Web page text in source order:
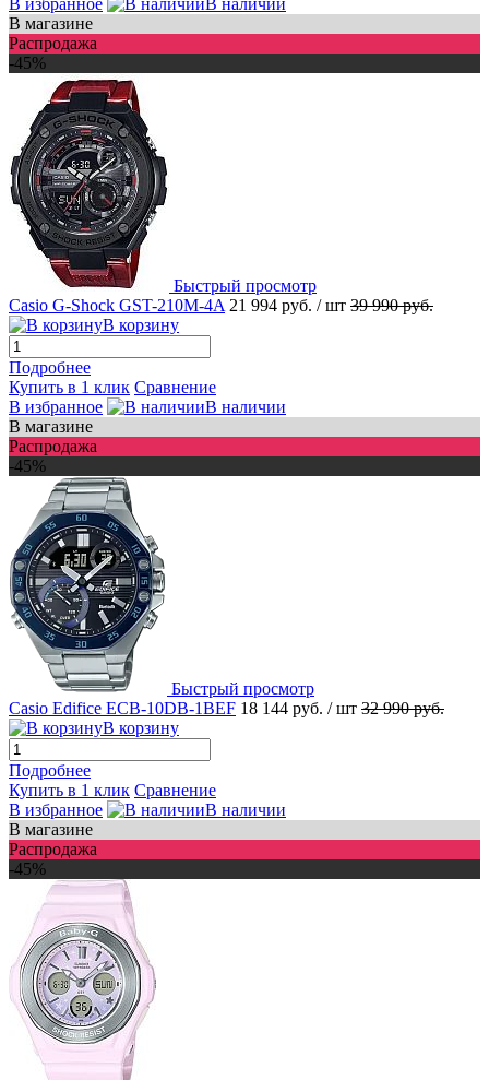
В магазине
Распродажа
-45%
Быстрый просмотр
Casio G-Shock GST-210M-4A 21 994 руб. / шт 39 990 руб.
В корзину
Подробнее
Купить в 1 клик Сравнение
В избранное
В наличии
В магазине
Распродажа
-45%
Быстрый просмотр
Casio Edifice ECB-10DB-1BEF 18 144 руб. / шт 32 990 руб.
В корзину
Подробнее
Купить в 1 клик Сравнение
В избранное
В наличии
В магазине
Распродажа
-45%